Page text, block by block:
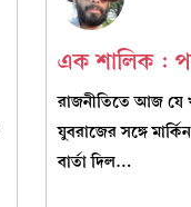
এক শালিক :
রাজনীতিতে আজ
যুবরাজের সঙ্গে
বার্তা দিল…